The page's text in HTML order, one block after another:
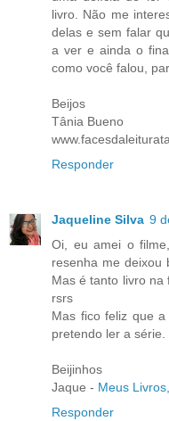
livro. Não me
delas e sem falar
a ver e ainda o
como você falou,
Beijos
Tânia Bueno
Responder
Jaqueline Silva 9
Oi, eu amei o
resenha me deixou
Mas é tanto livro na
rsrs
Mas fico feliz que
pretendo ler a série.
Beijinhos
Jaque - Meus
Responder